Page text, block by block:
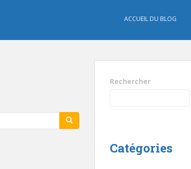
ACCUEIL DU BLOG
Rechercher
Catégories